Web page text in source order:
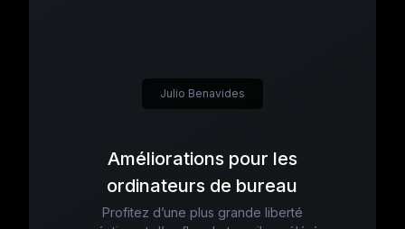
Améliorations pour les
ordinateurs de bureau
Profitez d’une plus grande liberté
Julio Benavides